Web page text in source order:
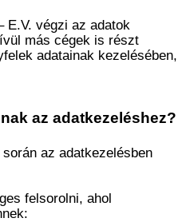
E.V. végzi az adatok
más cégek is részt
adatainak kezelésében,
az adatkezeléshez?
az adatkezelésben
felsorolni, ahol